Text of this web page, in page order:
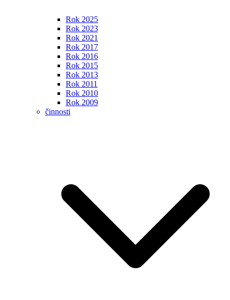
Rok 2025
Rok 2023
Rok 2021
Rok 2017
Rok 2016
Rok 2015
Rok 2013
Rok 2011
Rok 2010
Rok 2009
činnosti